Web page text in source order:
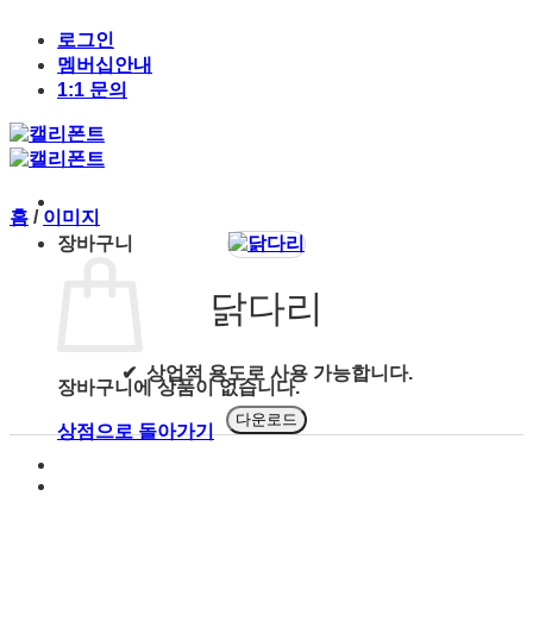
content
로그인
멤버십안내
1:1 문의
장바구니
장바구니에 상품이 없습니다.
상점으로 돌아가기
홈 / 이미지
닭다리
✔ 상업적 용도로 사용 가능합니다.
다운로드